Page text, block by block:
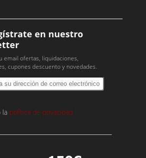
en nuestro
email ofertas, liquidaciones,
cupones descuento y novedades.
la política de privacidad